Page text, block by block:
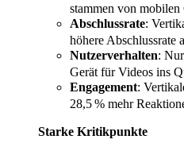
stammen von
Abschlussrate:
höhere Abschlussrate
Nutzerverhalten:
Gerät für Videos ins
Engagement:
28,5 % mehr
Starke Kritikpunkte